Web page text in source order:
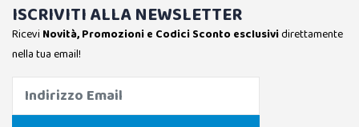
ISCRIVITI ALLA NEWSLETTER
Ricevi Novità, Promozioni e Codici Sconto esclusividirettamente
nella tua email!